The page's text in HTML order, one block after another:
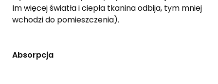
Im więcej światła i ciepła tkanina odbija, tym mniej
wchodzi do pomieszczenia).
Absorpcja